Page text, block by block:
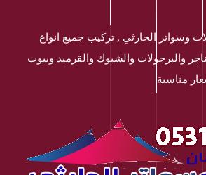
وسواتر الحارثي , تركيب جميع انواع
والبرجولات والشبوك والقرميد وبيوت
مناسبة